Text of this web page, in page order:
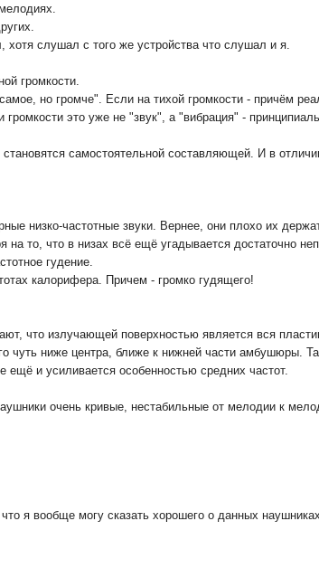
слушал с того же устройства что слушал и я.
громкости.
но громче". Если на тихой громкости - причём
это уже не "звук", а "вибрация" -
самостоятельной составляющей. И в
низко-частотные звуки. Вернее, они плохо их
то, что в низах всё ещё угадывается достаточно
гудение.
калорифера. Причем - громко гудящего!
что излучающей поверхностью является вся
чуть ниже центра, ближе к нижней части амбушюры.
ещё и усиливается особенностью средних частот.
очень кривые, нестабильные от мелодии к
я вообще могу сказать хорошего о данных